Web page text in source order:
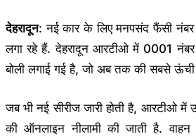
देहरादून: नई कार के लिए मनपसंद फैंसी नंबर
लगा रहे हैं. देहरादून आरटीओ में 0001
बोली लगाई गई है, जो अब तक की सबसे ऊंची
जब भी नई सीरीज जारी होती है, आरटीओ में
की ऑनलाइन नीलामी की जाती है.